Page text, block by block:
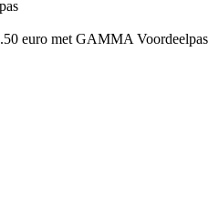
euro met GAMMA Voordeelpas